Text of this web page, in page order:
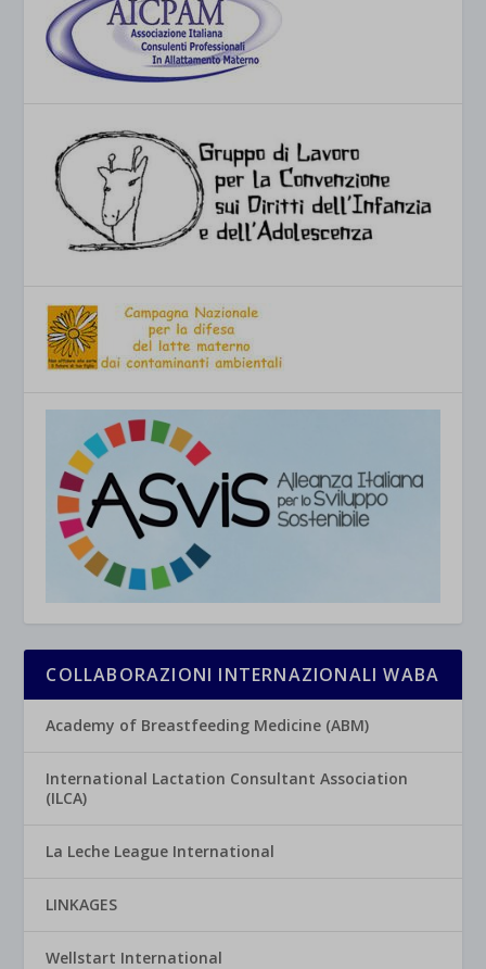
COLLABORAZIONI INTERNAZIONALI WABA
Academy of Breastfeeding Medicine (ABM)
International Lactation Consultant Association
(ILCA)
La Leche League International
LINKAGES
Wellstart International